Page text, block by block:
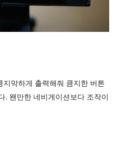
지막하게 출력해줘 큼지한 버튼
. 왠만한 네비게이션보다 조작이